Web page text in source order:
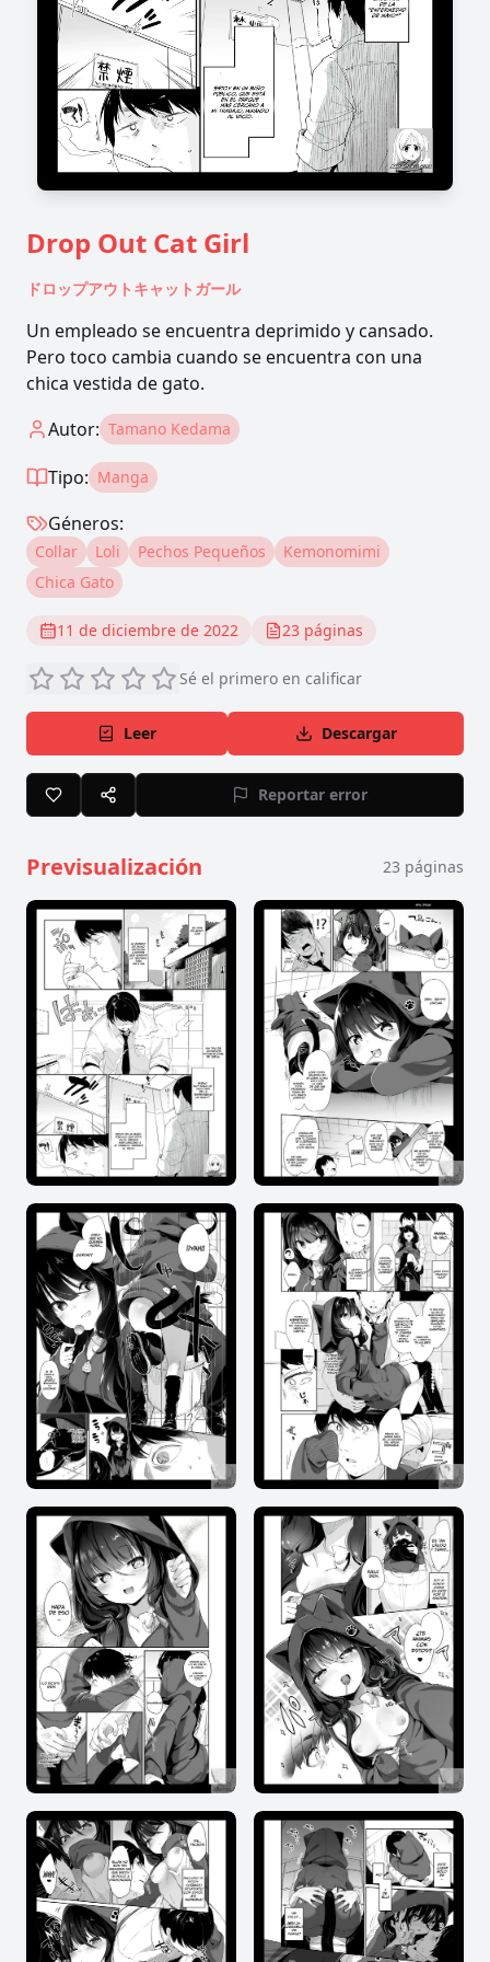
Drop Out Cat Girl
ドロップアウトキャットガール
Un empleado se encuentra deprimido y cansado.
Pero toco cambia cuando se encuentra con una
chica vestida de gato.
Autor: Tamano Kedama
Tipo: Manga
Géneros:
Collar Loli Pechos Pequeños
Kemonomimi
Chica Gato
11 de diciembre de 2022 23 páginas
Sé el primero en calificar
Leer Descargar
Reportar error
Previsualización 23 páginas